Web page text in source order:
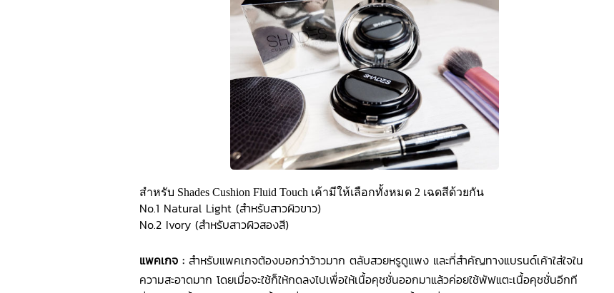
สำหรับ Shades Cushion Fluid Touch เค้ามีให้เลือกทั้งหมด 2 เฉดสีด้วยกัน
No.1 Natural Light (สำหรับสาวผิวขาว)
No.2 Ivory (สำหรับสาวผิวสองสี)
แพคเกจ : สำหรับแพคเกจต้องบอกว่าว้าวมาก ตลับสวยหรูดูแพง และที่สำคัญทางแบรนด์เค้าใส่ใจใน
ความสะอาดมาก โดยเมื่อจะใช้ก็ให้กดลงไปเพื่อให้เนื้อคุชชั่นออกมาแล้วค่อยใช้พัฟแตะเนื้อคุชชั่นอีกที